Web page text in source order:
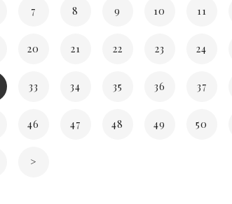
7 8 9 10 11
20 21 22 23 24
33 34 35 36 37
46 47 48 49 50
>